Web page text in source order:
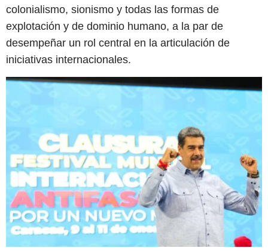
colonialismo, sionismo y todas las formas de
explotación y de dominio humano, a la par de
desempeñar un rol central en la articulación de
iniciativas internacionales.